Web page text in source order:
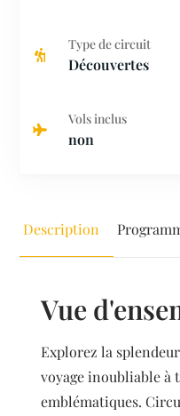
Type de circuit
Découvertes
Vols inclus
non
Description
Vue
Explorez la
voyage inoubliable à
emblématiques.